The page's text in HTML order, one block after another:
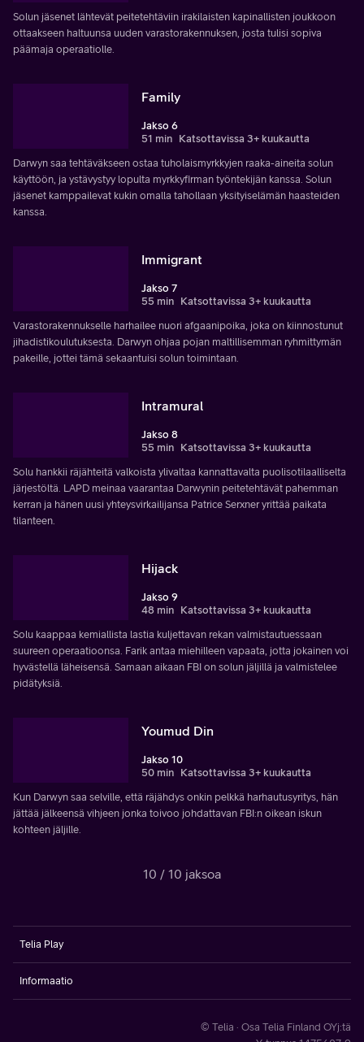
Solun jäsenet lähtevät peitetehtäviin irakilaisten kapinallisten joukkoon
ottaakseen haltuunsa uuden varastorakennuksen, josta tulisi sopiva
päämaja operaatiolle.
Family
Jakso 6
51 min Katsottavissa 3+ kuukautta
Darwyn saa tehtäväkseen ostaa tuholaismyrkkyjen raaka-aineita solun
käyttöön, ja ystävystyy lopulta myrkkyfirman työntekijän kanssa. Solun
jäsenet kamppailevat kukin omalla tahollaan yksityiselämän haasteiden
kanssa.
Immigrant
Jakso 7
55 min Katsottavissa 3+ kuukautta
Varastorakennukselle harhailee nuori afgaanipoika, joka on kiinnostunut
jihadistikoulutuksesta. Darwyn ohjaa pojan maltillisemman ryhmittymän
pakeille, jottei tämä sekaantuisi solun toimintaan.
Intramural
Jakso 8
55 min Katsottavissa 3+ kuukautta
Solu hankkii räjähteitä valkoista ylivaltaa kannattavalta puolisotilaalliselta
järjestöltä. LAPD meinaa vaarantaa Darwynin peitetehtävät pahemman
kerran ja hänen uusi yhteysvirkailijansa Patrice Serxner yrittää paikata
tilanteen.
Hijack
Jakso 9
48 min Katsottavissa 3+ kuukautta
Solu kaappaa kemiallista lastia kuljettavan rekan valmistautuessaan
suureen operaatioonsa. Farik antaa miehilleen vapaata, jotta jokainen voi
hyvästellä läheisensä. Samaan aikaan FBI on solun jäljillä ja valmistelee
pidätyksiä.
Youmud Din
Jakso 10
50 min Katsottavissa 3+ kuukautta
Kun Darwyn saa selville, että räjähdys onkin pelkkä harhautusyritys, hän
jättää jälkeensä vihjeen jonka toivoo johdattavan FBI:n oikean iskun
kohteen jäljille.
10 / 10 jaksoa
Telia Play
Informaatio
© Telia · Osa Telia Finland OYj:tä